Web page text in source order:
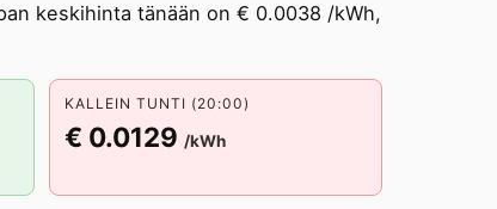
keskihinta tänään on € 0.0038 /kWh,
KALLEIN TUNTI (20:00)
€ 0.0129 /kWh